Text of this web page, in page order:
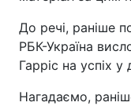
До речі, раніше
РБК-Україна
Гарріс на успіх
Нагадаємо,